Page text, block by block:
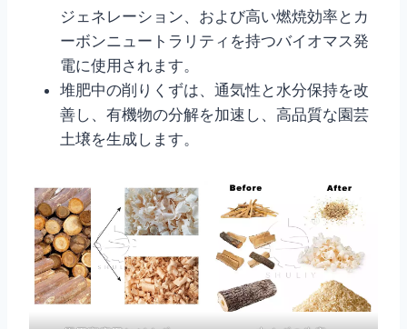
ジェネレーション、および高い燃焼効率とカ
ーボンニュートラリティを持つバイオマス発
電に使用されます。
堆肥中の削りくずは、通気性と水分保持を改
善し、有機物の分解を加速し、高品質な園芸
土壌を生成します。